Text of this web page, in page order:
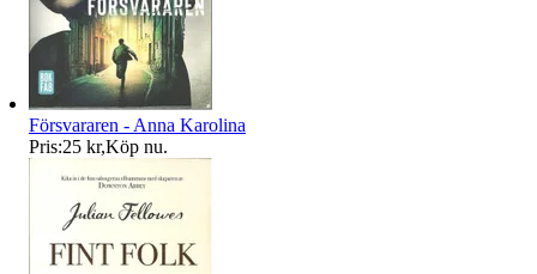
Försvararen - Anna Karolina
Pris:25 kr,Köp nu.